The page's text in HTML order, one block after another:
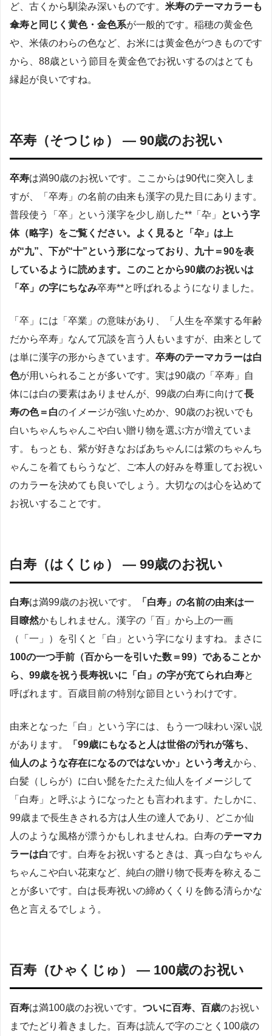
ど、古くから馴染み深いものです。 米寿のテーマカラーも
傘寿と同じく黄色・金色系が一般的です。稲穂の黄金色
や、米俵のわらの色など、お米には黄金色がつきものです
から、88歳という節目を黄金色でお祝いするのはとても
縁起が良いですね。
卒寿（そつじゅ） — 90歳のお祝い
卒寿は満90歳のお祝いです。ここからは90代に突入しま
すが、「卒寿」の名前の由来も漢字の見た目にあります。
普段使う「卒」という漢字を少し崩した**「卆」
という字
体（略字）をご覧ください。よく見ると「卆」は上
が“九”、下が“十”という形になっており、九十＝90を表
しているように読めます。このことから90歳のお祝いは
「卒」の字にちなみ卒寿**と呼ばれるようになりました​。
「卒」には「卒業」の意味があり、「人生を卒業する年齢
だから卒寿」なんて冗談を言う人もいますが、由来として
は単に漢字の形からきています。 卒寿のテーマカラーは白
色が用いられることが多いです。実は90歳の「卒寿」自
体には白の要素はありませんが、99歳の白寿に向けて長
寿の色＝白のイメージが強いためか、90歳のお祝いでも
白いちゃんちゃんこや白い贈り物を選ぶ方が増えていま
す。もっとも、紫が好きなおばあちゃんには紫のちゃんち
ゃんこを着てもらうなど、ご本人の好みを尊重してお祝い
のカラーを決めても良いでしょう。大切なのは心を込めて
お祝いすることです。
白寿（はくじゅ） — 99歳のお祝い
白寿は満99歳のお祝いです。
「白寿」の名前の由来は一
目瞭然かもしれません。漢字の「百」から上の一画
（「一」）を引くと「白」という字になりますね。まさに
100の一つ手前（百から一を引いた数＝99）であることか
ら、99歳を祝う長寿祝いに「白」の字が充てられ白寿と
呼ばれます。百歳目前の特別な節目というわけです。
由来となった「白」という字には、もう一つ味わい深い説
があります。
「99歳にもなると人は世俗の汚れが落ち、
仙人のような存在になるのではないか」という考え から、
白髪（しらが）に白い髭をたたえた仙人をイメージして
「白寿」と呼ぶようになったとも言われます。たしかに、
99歳まで長生きされる方は人生の達人であり、どこか仙
人のような風格が漂うかもしれませんね。白寿のテーマカ
ラーは白です。白寿をお祝いするときは、真っ白なちゃん
ちゃんこや白い花束など、純白の贈り物で長寿を称えるこ
とが多いです。白は長寿祝いの締めくくりを飾る清らかな
色と言えるでしょう。
百寿（ひゃくじゅ） — 100歳のお祝い
百寿は満100歳のお祝いです。 ついに百寿、百歳のお祝い
までたどり着きました。百寿は読んで字のごとく100歳の